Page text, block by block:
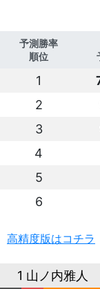
予測勝率
順位
1
2
3
4
5
6
高精度版はコチラ
1 山ノ内雅人